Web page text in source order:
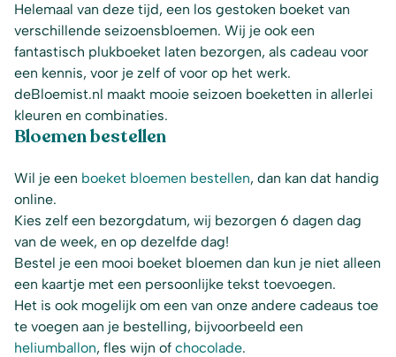
Helemaal van deze tijd, een los gestoken boeket van
verschillende seizoensbloemen. Wij je ook een
fantastisch plukboeket laten bezorgen, als cadeau voor
een kennis, voor je zelf of voor op het werk.
deBloemist.nl maakt mooie seizoen boeketten in allerlei
kleuren en combinaties.
Bloemen bestellen
Wil je een boeket bloemen bestellen, dan kan dat handig
online.
Kies zelf een bezorgdatum, wij bezorgen 6 dagen dag
van de week, en op dezelfde dag!
Bestel je een mooi boeket bloemen dan kun je niet alleen
een kaartje met een persoonlijke tekst toevoegen.
Het is ook mogelijk om een van onze andere cadeaus toe
te voegen aan je bestelling, bijvoorbeeld een
heliumballon, fles wijn of chocolade.